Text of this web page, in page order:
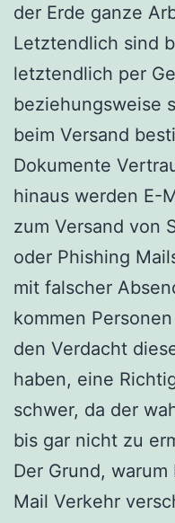
der Erde ganze
Letztendlich sind
letztendlich per
beziehungsweise
beim Versand
Dokumente
hinaus werden E-
zum Versand von
oder Phishing
mit falscher
kommen
den Verdacht
haben, eine
schwer, da der
bis gar nicht zu
Der Grund,
Mail Verkehr